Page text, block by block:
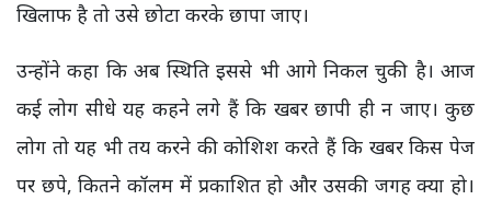
खिलाफ है तो उसे छोटा करके छापा जाए।
उन्होंने कहा कि अब स्थिति इससे भी आगे निकल चुकी है। आज
कई लोग सीधे यह कहने लगे हैं कि खबर छापी ही न जाए। कुछ
लोग तो यह भी तय करने की कोशिश करते हैं कि खबर किस पेज
पर छपे, कितने कॉलम में प्रकाशित हो और उसकी जगह क्या हो।